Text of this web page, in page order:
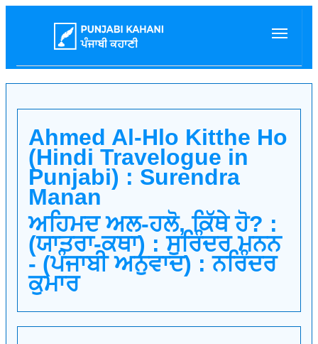
Ahmed Al-Hlo Kitthe Ho
(Hindi Travelogue in
Punjabi) : Surendra
Manan
ਅਹਿਮਦ ਅਲ-ਹਲੋ, ਕਿੱਥੇ ਹੋ? :
(ਯਾਤਰਾ-ਕਥਾ) : ਸੁਰਿੰਦਰ ਮਨਨ
- (ਪੰਜਾਬੀ ਅਨੁਵਾਦ) : ਨਰਿੰਦਰ
ਕੁਮਾਰ